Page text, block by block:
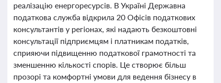
реалізацію енергоресурсів. В Україні Державна
податкова служба відкрила 20 Офісів податкових
консультантів у регіонах, які надають безкоштовні
консультації підприємцям і платникам податків,
сприяючи підвищенню податкової грамотності та
зменшенню кількості спорів. Це створює більш
прозорі та комфортні умови для ведення бізнесу в